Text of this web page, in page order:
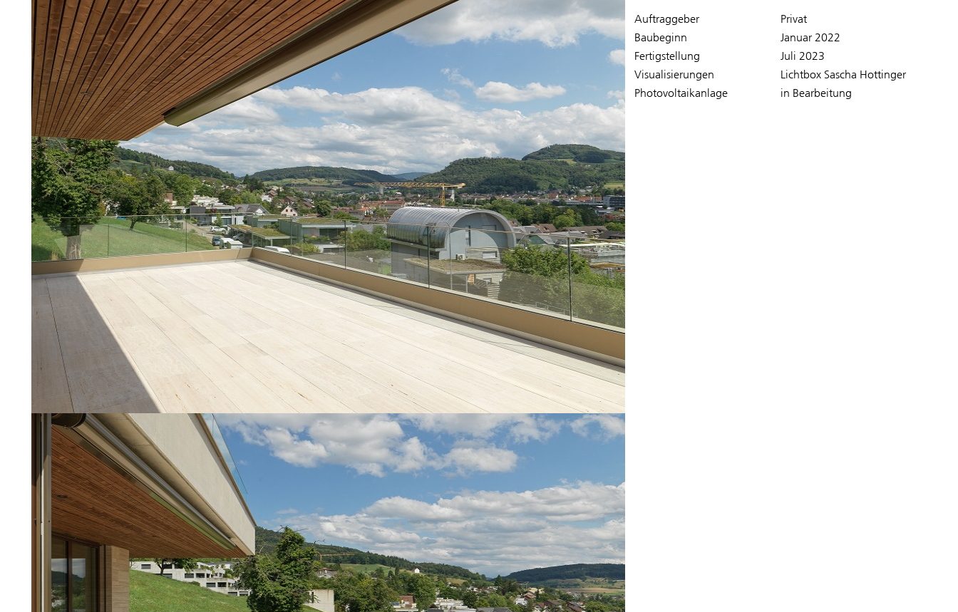
Auftraggeber
Privat
Baubeginn
Januar 2022
Fertigstellung
Juli 2023
Visualisierungen
Lichtbox Sascha Hottinger
Photovoltaikanlage
in Bearbeitung